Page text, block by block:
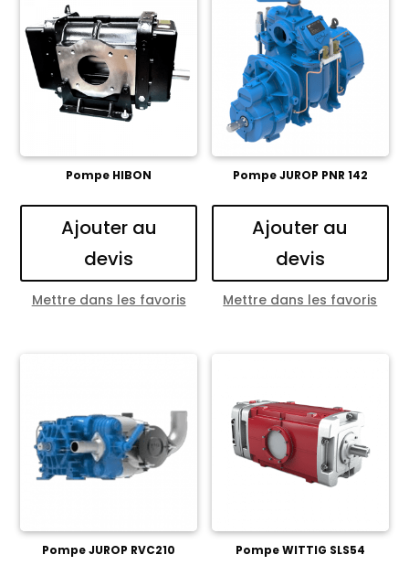
Pompe HIBON
Ajouter au
devis
Mettre dans les favoris
Pompe JUROP PNR 142
Ajouter au
devis
Mettre dans les favoris
Pompe JUROP RVC210 Pompe WITTIG SLS54